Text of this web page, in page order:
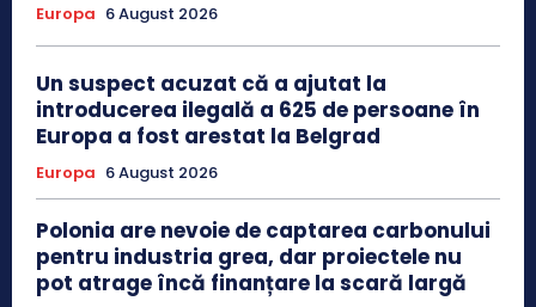
Europa 6 August 2026
Un suspect acuzat că a ajutat la
introducerea ilegală a 625 de persoane în
Europa a fost arestat la Belgrad
Europa 6 August 2026
Polonia are nevoie de captarea carbonului
pentru industria grea, dar proiectele nu
pot atrage încă finanțare la scară largă